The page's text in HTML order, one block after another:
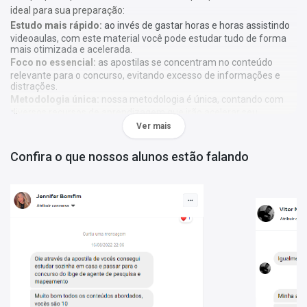
ideal para sua preparação:
Estudo mais rápido: ao invés de gastar horas e horas assistindo
videoaulas, com este material você pode estudar tudo de forma
mais otimizada e acelerada.
Foco no essencial: as apostilas se concentram no conteúdo
relevante para o concurso, evitando excesso de informações e
distrações.
Metodologia única:
nossa metodologia é única, contando com
diversos recursos de aprendizagem que irão acelerar seu
aprendizado, gráficos, tabelas e destaques do que é mais
importante e conteúdo direto ao ponto.
AApostila Prefeitura de Autazes - AM 2024 - Professor I -
larga experiência em concursos.
Apostila com todo o conteúdo teórico necessário para sua
Questões gabaritadas de acordo com o perfil da sua prova;
Tabelas, gráficos e outros recursos visuais para facilitar seu
aprendizado;
Bônus: curso online Básico para Concursos (abaixo mais
detalhes).
Ver mais
Confira o que nossos alunos estão falando